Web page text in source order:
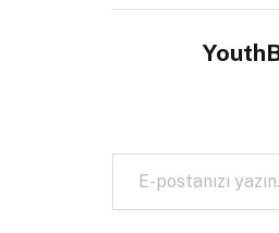
E-postanızı yazın…